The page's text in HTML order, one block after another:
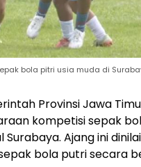
bola pitri usia muda di
Provinsi Jawa
kompetisi sepak
Surabaya. Ajang ini
bola putri secara